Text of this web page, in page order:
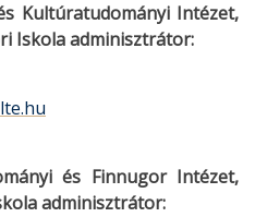
Kultúratudományi Intézet,
Iskola adminisztrátor:
és Finnugor Intézet,
adminisztrátor: